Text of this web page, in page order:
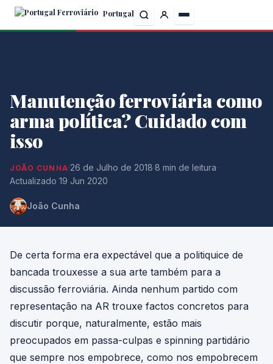
Skip
Portugal
Manutenção ferroviária como
arma política? Cuidado com
isso
JOÃO CUNHA·26 de Julho de 2018·8 min de leitura·
Actualizado 19 Jun 2020
João Cunha
De certa forma era expectável que a politiquice de
bancada trouxesse a sua arte também para a
discussão ferroviária. Ainda nenhum partido com
representação na AR trouxe factos concretos para
discutir porque, naturalmente, estão mais
preocupados em passa-culpas e spinning partidário
que sempre nos empobrece, como nos empobrecem